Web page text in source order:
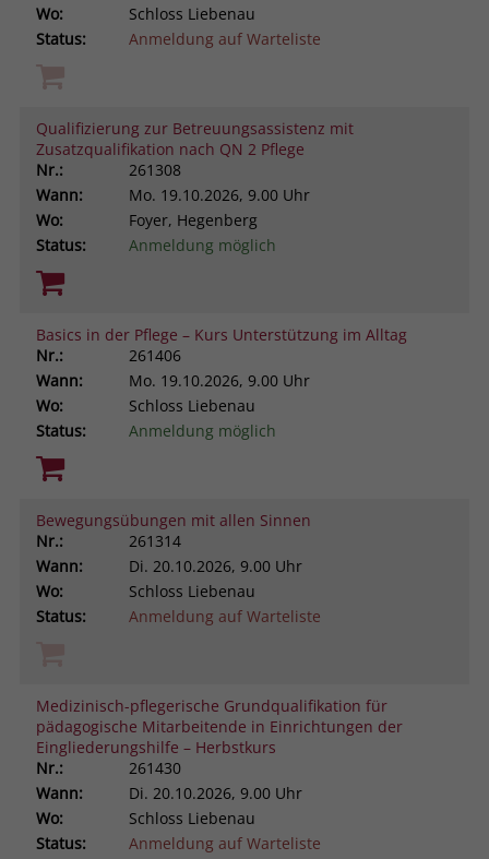
Wo:
Schloss Liebenau
Status:
Anmeldung auf Warteliste
Qualifizierung zur Betreuungsassistenz mit
Zusatzqualifikation nach QN 2 Pflege
Nr.:
261308
Wann:
Mo. 19.10.2026, 9.00 Uhr
Wo:
Foyer, Hegenberg
Status:
Anmeldung möglich
Basics in der Pflege – Kurs Unterstützung im Alltag
Nr.:
261406
Wann:
Mo. 19.10.2026, 9.00 Uhr
Wo:
Schloss Liebenau
Status:
Anmeldung möglich
Bewegungsübungen mit allen Sinnen
Nr.:
261314
Wann:
Di. 20.10.2026, 9.00 Uhr
Wo:
Schloss Liebenau
Status:
Anmeldung auf Warteliste
Medizinisch-pflegerische Grundqualifikation für
pädagogische Mitarbeitende in Einrichtungen der
Eingliederungshilfe – Herbstkurs
Nr.:
261430
Wann:
Di. 20.10.2026, 9.00 Uhr
Wo:
Schloss Liebenau
Status:
Anmeldung auf Warteliste